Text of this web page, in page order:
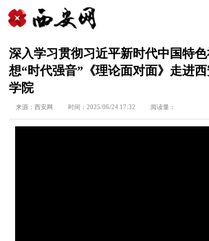
深入学习贯彻习近平新时代中国特
想“时代强音”《理论面对面》走进
学院
来源：西安网 时间：2025/06/24 17:32 阅读量：